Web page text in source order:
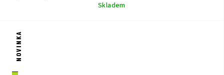
Skladem
NOVINKA